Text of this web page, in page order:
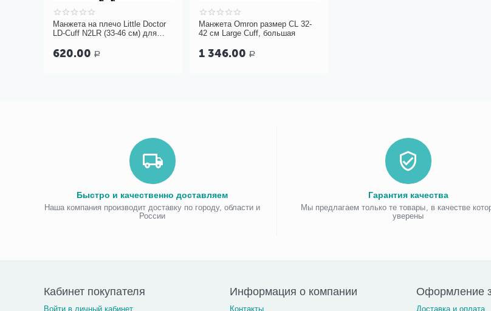
Манжета на плечо Little Doctor
LD-Cuff N2LR (33-46 см) для
620.00 Р
Манжета Omron размер CL 32-
42 см Large Cuff, большая
1 346.00 Р
Быстро и качественно доставляем
Наша компания производит доставку по городу, области и
России
Гарантия качества
Мы предлагаем только те товары, в качестве
уверены
Кабинет покупателя
Войти в личный кабинет
Информация о компании
Контакты
Оформление
Доставка и оплата